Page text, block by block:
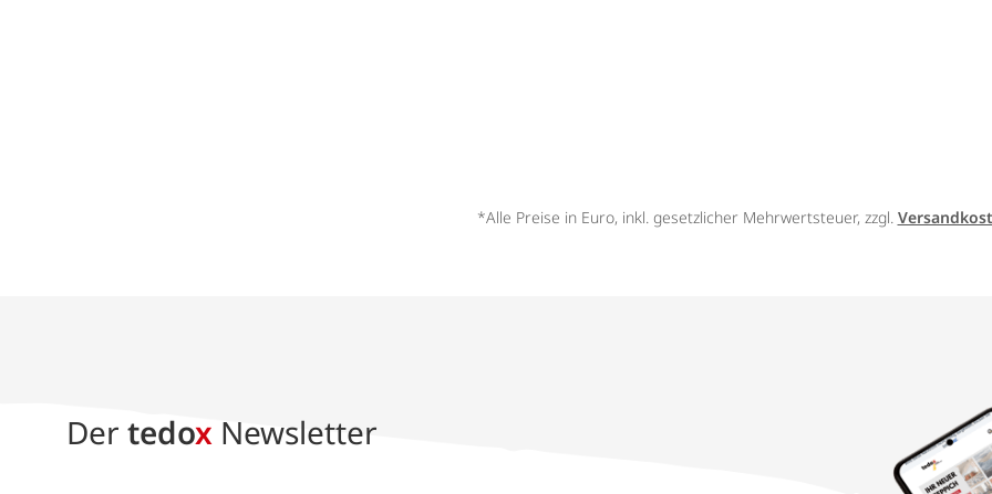
*Alle Preise in Euro, inkl. gesetzlicher Mehrwertsteuer, zzgl.
Der tedox Newsletter